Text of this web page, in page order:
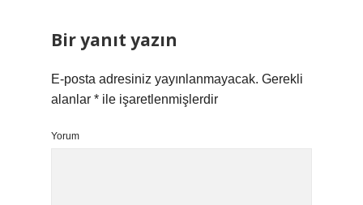
Bir yanıt yazın
E-posta adresiniz yayınlanmayacak. Gerekli
alanlar * ile işaretlenmişlerdir
Yorum